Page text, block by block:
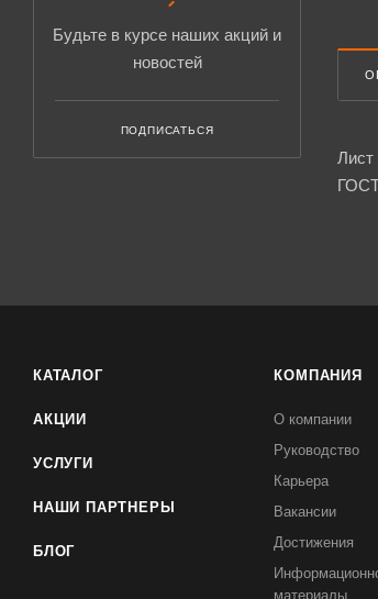
Лист
Будьте в курсе наших акций и
новостей
ПОДПИСАТЬСЯ
КАТАЛОГ
АКЦИИ
УСЛУГИ
НАШИ ПАРТНЕРЫ
БЛОГ
КОМПАНИЯ
О компании
Руководство
Карьера
Вакансии
Достижения
материалы